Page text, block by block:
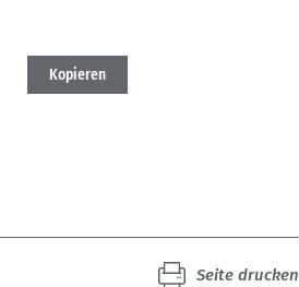
Kopieren
Seite drucken